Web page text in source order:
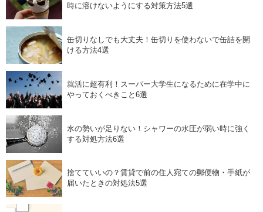
時に溶けないようにする対策方法5選
缶切りなしでも大丈夫！缶切りを使わないで缶詰を開
ける方法4選
就活に超有利！スーパー大学生になるために在学中に
やっておくべきこと6選
水の勢いが足りない！シャワーの水圧が弱い時に強く
する対処方法6選
捨てていいの？賃貸で前の住人宛ての郵便物・手紙が
届いたときの対処法5選